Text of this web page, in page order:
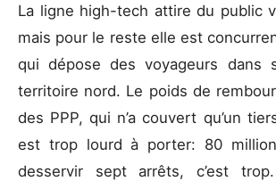
La ligne high-tech attire du public
mais pour le reste elle est
qui dépose des voyageurs dans
territoire nord. Le poids de
des PPP, qui n’a couvert qu’un
est trop lourd à porter: 80
desservir sept arrêts, c’est